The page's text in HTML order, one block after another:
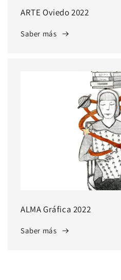
ARTE Oviedo 2022
Saber más
ALMA Gráfica 2022
Saber más